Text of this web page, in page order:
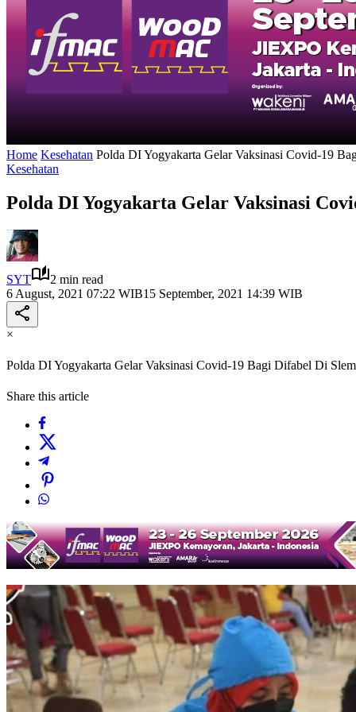
Home Kesehatan Polda DI Yogyakarta Gelar Vaksinasi Covid-19
Kesehatan
Polda DI Yogyakarta Gelar Vaksinasi
SYT
2 min read
6 August, 2021 07:22 WIB15 September, 2021 14:39 WIB
×
Polda DI Yogyakarta Gelar Vaksinasi Covid-19 Bagi Difabel Di
Share this article